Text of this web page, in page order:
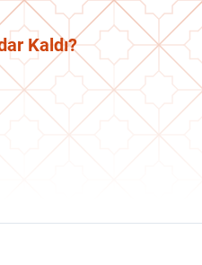
Kaldı?